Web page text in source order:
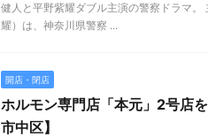
健人と平野紫耀ダブル主演の警察ドラマ
耀）は、神奈川県警察 ...
開店・閉店
ホルモン専門店「本元」2号店
市中区】